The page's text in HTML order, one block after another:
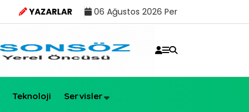
YAZARLAR 06 Ağustos 2026 Per
Teknoloji Servisler